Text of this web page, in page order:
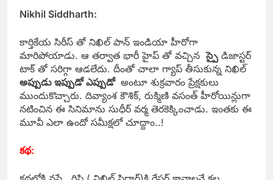
Nikhil Siddharth:
కార్తికేయ సిరీస్ తో నిఖిల్ పాన్ ఇండియా హీరోగా
మారిపోయాడు. ఆ తర్వాత భారీ హైప్ తో వచ్చినస్పై డిజాస్టర్
టాక్ తో సరిగ్గా ఆడలేదు. దీంతో చాలా గ్యాప్ తీసుకున్న నిఖిల్
అప్పుడు ఇప్పుడో ఎప్పుడో అంటూ శుక్రవారం ప్రేక్షకులు
ముందుకొచ్చారు. దివ్యాంశ కౌశిక్, రుక్మిణి వసంత్ హీరోయిన్లుగా
నటించిన ఈ సినిమాను సుధీర్ వర్మ తెరకెక్కించాడు. ఇంతకు ఈ
మూవీ ఎలా ఉందో సమీక్షలో చూద్దాం..!
కథ: